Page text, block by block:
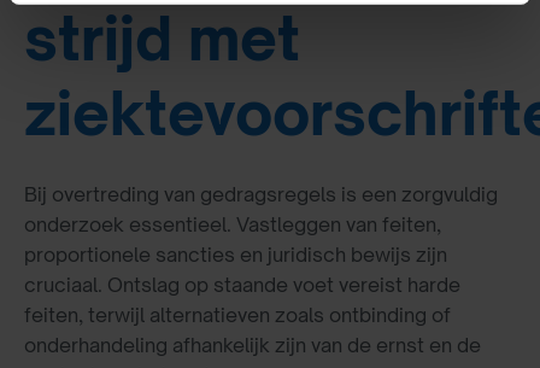
strijd met
Bij overtreding van gedragsregels is een zorgvuldig
onderzoek essentieel. Vastleggen van feiten,
proportionele sancties en juridisch bewijs zijn
cruciaal. Ontslag op staande voet vereist harde
feiten, terwijl alternatieven zoals ontbinding of
onderhandeling afhankelijk zijn van de ernst en de